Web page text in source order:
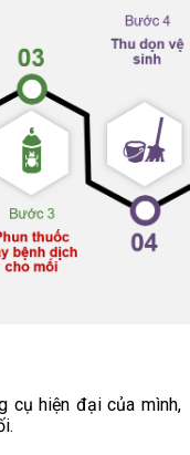
cụ hiện đại của mình,